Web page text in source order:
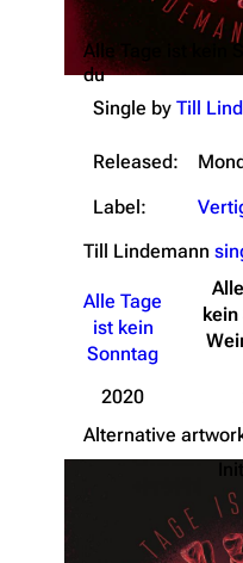
Alle Tage ist kein
du
Single by Till
Released:
Label:
Till Lindemann
Alle Tage
ist kein
Sonntag
kein
2020
Alternative